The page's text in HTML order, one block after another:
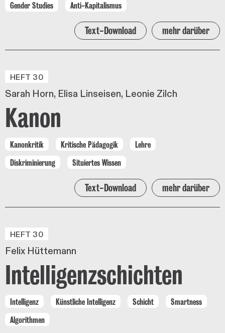
Gender Studies
Anti-Kapitalismus
Text-Download mehr darüber
HEFT 30
Sarah Horn Elisa Linseisen Leonie Zilch
Kanon
Kanonkritik Kritische Pädagogik
Lehre
Diskriminierung
Situiertes Wissen
Text-Download mehr darüber
HEFT 30
Felix Hüttemann
Intelligenzschichten
Intelligenz Künstliche Intelligenz Schicht
Smartness
Algorithmen